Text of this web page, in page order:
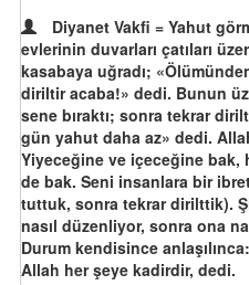
Diyanet Vakfi = Yahut
evlerinin duvarları çatıları
kasabaya uğradı;
diriltir acaba!» dedi. Bunun
sene bıraktı; sonra tekrar
gün yahut daha az» dedi.
Yiyeceğine ve içeceğine bak,
de bak. Seni insanlara bir
tuttuk, sonra tekrar dirilttik).
nasıl düzenliyor, sonra ona
Durum kendisince
Allah her şeye kadirdir, dedi.